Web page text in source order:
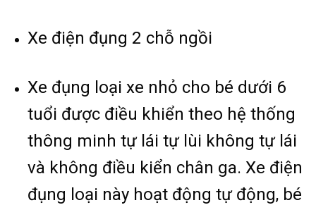
Xe điện đụng 2 chỗ ngồi
Xe đụng loại xe nhỏ cho bé dưới 6
tuổi được điều khiển theo hệ thống
thông minh tự lái tự lùi không tự lái
và không điều kiển chân ga. Xe điện
đụng loại này hoạt động tự động, bé